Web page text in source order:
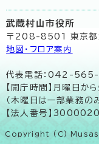
武蔵村山市役所
〒208-8501 東京都
地図･フロア案内
代表電話：042-
【開庁時間】月曜日
（木曜日は一部業務の
【法人番号】
Copyright (C)